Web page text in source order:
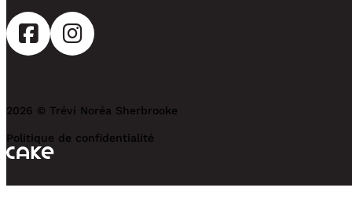
Politique de confidentialité
2026 © Trévi Noréa Sherbrooke